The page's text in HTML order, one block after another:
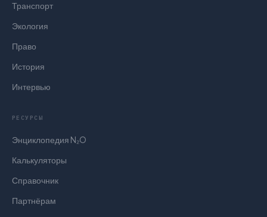
Транспорт
Экология
Право
История
Интервью
РЕСУРСЫ
Энциклопедия N₂O
Калькуляторы
Справочник
Партнёрам